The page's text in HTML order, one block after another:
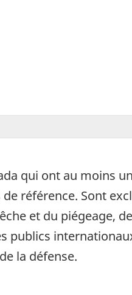
qui ont au moins
référence. Sont
et du piégeage,
publics
la défense.